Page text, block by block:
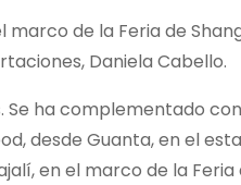
de la Feria de
Daniela Cabello.
Se ha complementado
desde Guanta, en el
en el marco de la Feria